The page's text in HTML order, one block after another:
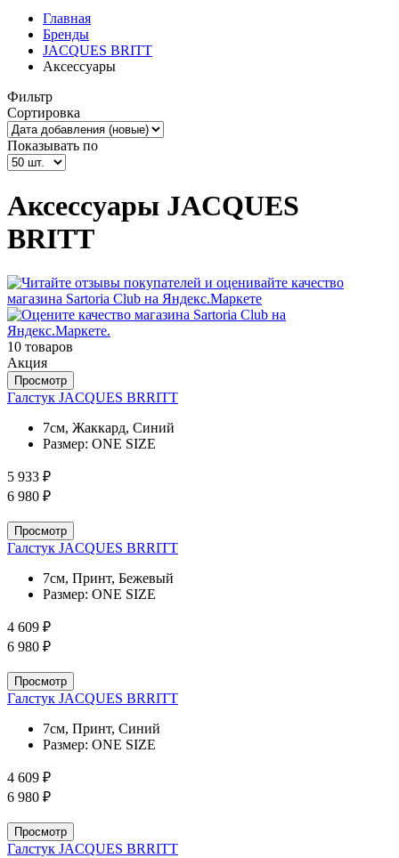
Главная
Бренды
JAСQUES BRITT
Аксессуары
Фильтр
Сортировка
Показывать по
Аксессуары JAСQUES
BRITT
10 товаров
Акция
Просмотр
Галстук JACQUES BRRITT
7см, Жаккард, Синий
Размер: ONE SIZE
5 933 ₽
6 980 ₽
Просмотр
Галстук JACQUES BRRITT
7см, Принт, Бежевый
Размер: ONE SIZE
4 609 ₽
6 980 ₽
Просмотр
Галстук JACQUES BRRITT
7см, Принт, Синий
Размер: ONE SIZE
4 609 ₽
6 980 ₽
Просмотр
Галстук JACQUES BRRITT